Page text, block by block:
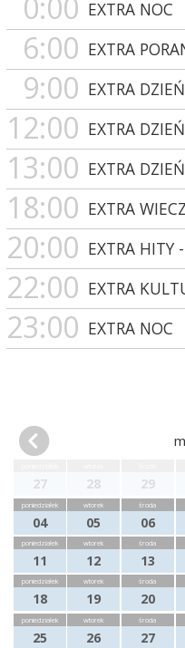
EXTRA NOC
6:00 EXTRA
9:00 EXTRA DZIEŃ
12:00 EXTRA DZIEŃ
13:00 EXTRA DZIEŃ
18:00 EXTRA
20:00 EXTRA HITY
22:00 EXTRA
23:00 EXTRA NOC
27 28 29
poniedziałek
04
wtorek
05
środa
06
poniedziałek
11
wtorek
12
środa
13
poniedziałek
18
wtorek
19
środa
20
poniedziałek
25
wtorek
26
środa
27